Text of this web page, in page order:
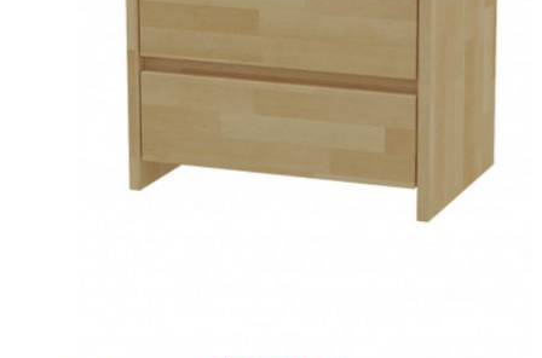
Rozkladacie kreslá
Taburetky
Knižnice